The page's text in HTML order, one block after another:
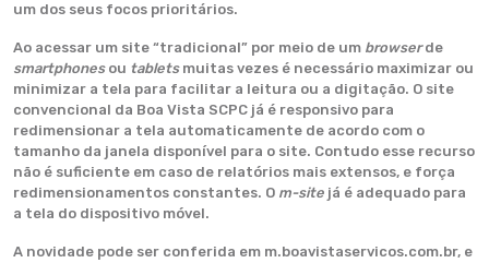
um dos seus focos prioritários.
Ao acessar um site “tradicional” por meio de um browserde
smartphonesou tabletsmuitas vezes é necessário maximizar ou
minimizar a tela para facilitar a leitura ou a digitação. O site
convencional da Boa Vista SCPC já é responsivo para
redimensionar a tela automaticamente de acordo com o
tamanho da janela disponível para o site. Contudo esse recurso
não é suficiente em caso de relatórios mais extensos, e força
redimensionamentos constantes. O m-site já é adequado para
a tela do dispositivo móvel.
A novidade pode ser conferida em m.boavistaservicos.com.br, e